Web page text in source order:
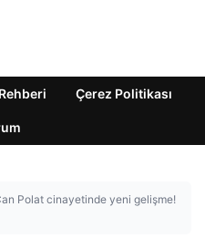
Çerez Politikası
Polat cinayetinde yeni gelişme!